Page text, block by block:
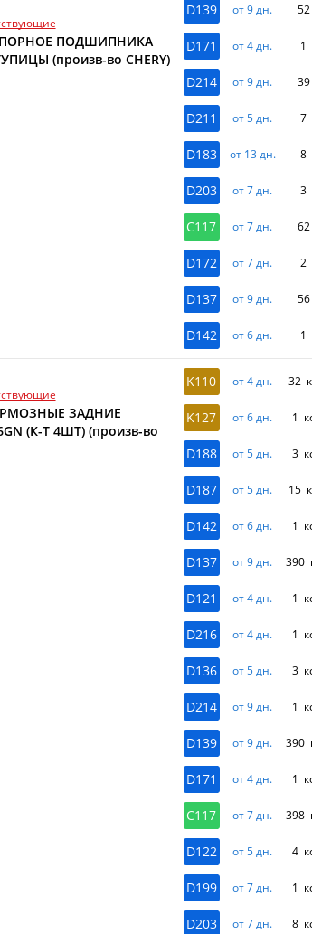
ПОДШИПНИКА
(произв-во CHERY)
D139 от 9 дн.
D171 от 4 дн. 1
D214 от 9 дн.
D211 от 5 дн. 7
D183 от 13 дн. 8
D203 от 7 дн. 3
C117 от 7 дн.
D172 от 7 дн. 2
D137 от 9 дн.
D142 от 6 дн. 1
ЗАДНИЕ
(К-Т 4ШТ) (произв-во
K110 от 4 дн. 32
K127 от 6 дн. 1
D188 от 5 дн. 3
D187 от 5 дн. 15
D142 от 6 дн. 1
D137 от 9 дн. 390
D121 от 4 дн. 1
D216 от 4 дн. 1
D136 от 5 дн. 3
D214 от 9 дн. 1
D139 от 9 дн. 390
D171 от 4 дн. 1
C117 от 7 дн. 398
D122 от 5 дн. 4
D199 от 7 дн. 1
D203 от 7 дн. 8